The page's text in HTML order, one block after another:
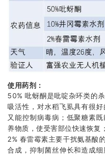
使用药剂：
50% 吡蚜酮是吡啶杂环类的
吸活性，对水稻飞虱具有很
又能控制病毒病；低聚糖素
养物质，使受害部位快速恢复
2% 春雷霉素主要干扰氨基酸
合成，抑制菌丝伸长和造成